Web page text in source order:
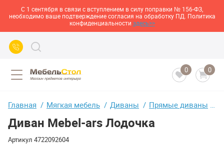
С 1 сентября в связи с вступлением в силу поправки № 156-ФЗ,
необходимо ваше подтверждение согласия на обработку ПД. Политика
конфиденциальности здесь>>
0 0
Главная Мягкая мебель Диваны Прямые диваны
Диван Mebel-ars Лодочка
Артикул 4722092604